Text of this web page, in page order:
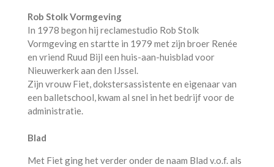
Rob Stolk Vormgeving
In 1978 begon hij reclamestudio Rob Stolk
Vormgeving en startte in 1979 met zijn broer Renée
en vriend Ruud Bijl een huis-aan-huisblad voor
Nieuwerkerk aan den IJssel.
Zijn vrouw Fiet, dokstersassistente en eigenaar van
een balletschool, kwam al snel in het bedrijf voor de
administratie.
Blad
Met Fiet ging het verder onder de naam Blad v.o.f. als